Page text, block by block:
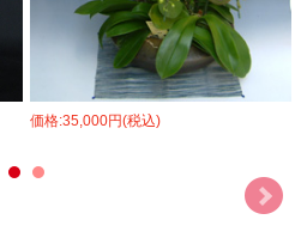
価格:35,000円(税込)